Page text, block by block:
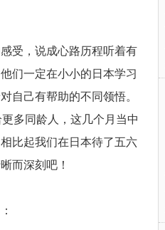
受，说成心路历程听着有
们一定在小小的日本学习
自己有帮助的不同领悟。
多同龄人，这几个月当中
比起我们在日本待了五六
而深刻吧！